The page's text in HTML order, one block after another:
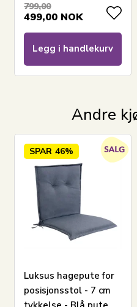
Har du
799,00
499,00 NOK
Legg i handlekurv
Andre
SPAR 46%
Luksus hagepute for
posisjonsstol - 7 cm